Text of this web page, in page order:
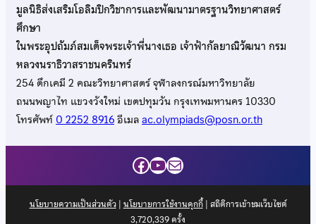
มูลนิธิส่งเสริมโอลิมปิกวิชาการและพัฒนามาตรฐานวิทยาศาสตร์
ศึกษา
ในพระอุปถัมภ์สมเด็จพระเจ้าพี่นางเธอ เจ้าฟ้ากัลยาณิวัฒนา กรม
หลวงนราธิวาสราชนครินทร์
254 ตึกเคมี 2 คณะวิทยาศาสตร์ จุฬาลงกรณ์มหาวิทยาลัย
ถนนพญาไท แขวงวังใหม่ เขตปทุมวัน กรุงเทพมหานคร 10330
โทรศัพท์0 2252 8916อีเมลac.olympiads@posn.or.th
Facebook
YouTube
Mail
นโยบายความเป็นส่วนตัว| นโยบายการใช้งานคุกกี้| สถิติการเข้าชมเว็บไซต์
3,720,339ครั้ง